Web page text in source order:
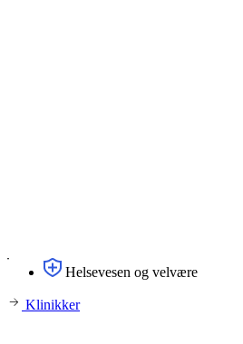
Helsevesen og velvære
Klinikker